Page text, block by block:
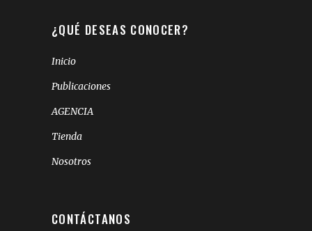
¿QUÉ DESEAS CONOCER?
Inicio
Publicaciones
AGENCIA
Tienda
Nosotros
CONTÁCTANOS